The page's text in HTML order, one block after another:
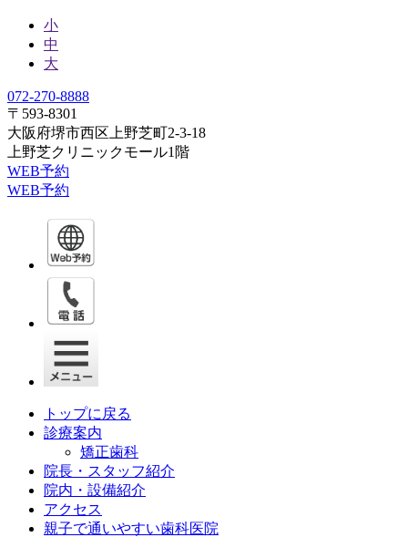
小
中
大
072-270-8888
〒593-8301
大阪府堺市西区上野芝町2-3-18
上野芝クリニックモール1階
WEB予約
WEB予約
トップに戻る
診療案内
矯正歯科
院長・スタッフ紹介
院内・設備紹介
アクセス
親子で通いやすい歯科医院